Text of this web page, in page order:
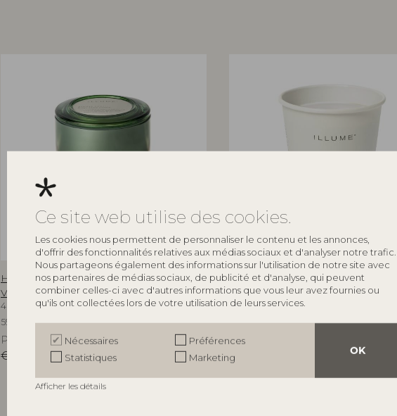
Ce site web utilise des cookies.
Les cookies nous permettent de personnaliser le contenu et les annonces,
d'offrir des fonctionnalités relatives aux médias sociaux et d'analyser notre trafic.
Nous partageons également des informations sur l'utilisation de notre site avec
nos partenaires de médias sociaux, de publicité et d'analyse, qui peuvent
combiner celles-ci avec d'autres informations que vous leur avez fournies ou
qu'ils ont collectées lors de votre utilisation de leurs services.
OK
Nécessaires
Préférences
Statistiques
Marketing
Afficher les détails
ILLUME
Hinoki Sage Statement Verre Bougie,
Verte,
4626100300
590 G. - 60 Hours - D11,5xH12 cm
Prix de vente indicatif
€
ILLUME
Hinoki Sage Bougie Refill, Blanc,
4626200300
235 G. - 40 Hours - D9xH9 cm
Prix de vente indicatif
€ 21,90